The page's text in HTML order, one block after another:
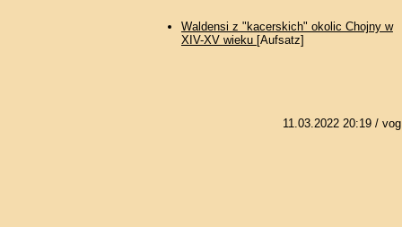
Waldensi z "kacerskich" okolic Chojny w
XIV-XV wieku [Aufsatz]
11.03.2022 20:19/ vog